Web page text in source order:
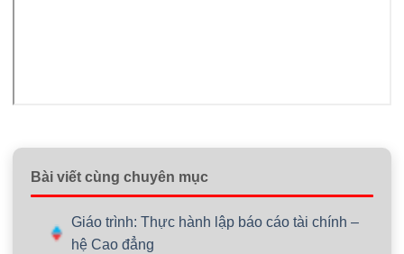
Bài viết cùng chuyên mục
Giáo trình: Thực hành lập báo cáo tài chính –
hệ Cao đẳng